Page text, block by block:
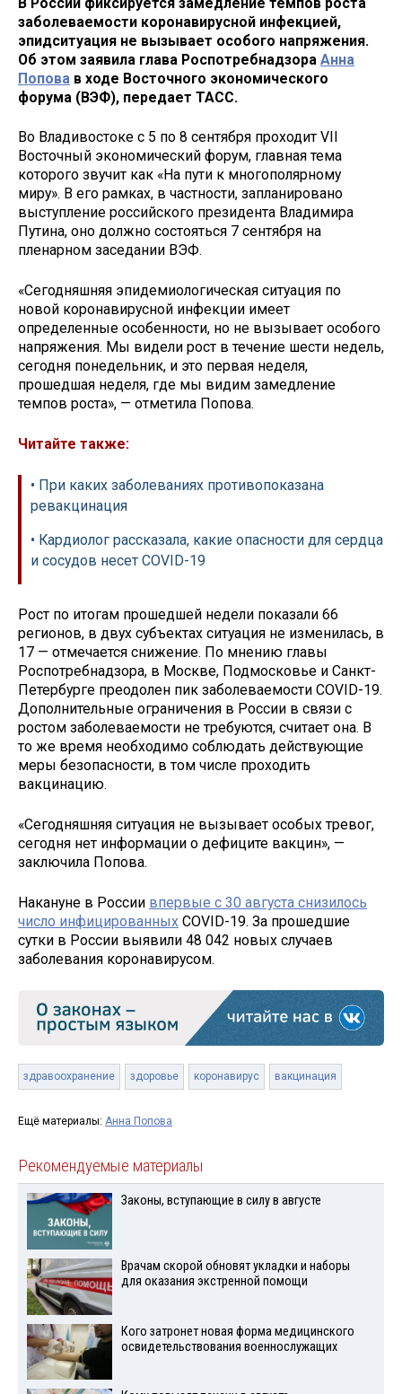
заболеваемости коронавирусной инфекцией,
эпидситуация не вызывает особого напряжения.
Об этом заявила глава Роспотребнадзора Анна
Попова в ходе Восточного экономического
форума (ВЭФ), передает ТАСС.
Во Владивостоке с 5 по 8 сентября проходит VII
Восточный экономический форум, главная тема
которого звучит как «На пути к многополярному
миру». В его рамках, в частности, запланировано
выступление российского президента Владимира
Путина, оно должно состояться 7 сентября на
пленарном заседании ВЭФ.
«Сегодняшняя эпидемиологическая ситуация по
новой коронавирусной инфекции имеет
определенные особенности, но не вызывает особого
напряжения. Мы видели рост в течение шести недель,
сегодня понедельник, и это первая неделя,
прошедшая неделя, где мы видим замедление
темпов роста», — отметила Попова.
Читайте также:
• При каких заболеваниях противопоказана
ревакцинация
• Кардиолог рассказала, какие опасности для сердца
и сосудов несет СOVID-19
Рост по итогам прошедшей недели показали 66
регионов, в двух субъектах ситуация не изменилась, в
17 — отмечается снижение. По мнению главы
Роспотребнадзора, в Москве, Подмосковье и Санкт-
Петербурге преодолен пик заболеваемости COVID-19.
Дополнительные ограничения в России в связи с
ростом заболеваемости не требуются, считает она. В
то же время необходимо соблюдать действующие
меры безопасности, в том числе проходить
вакцинацию.
«Сегодняшняя ситуация не вызывает особых тревог,
сегодня нет информации о дефиците вакцин», —
заключила Попова.
Накануне в России впервые с 30 августа снизилось
число инфицированных COVID-19. За прошедшие
сутки в России выявили 48 042 новых случаев
заболевания коронавирусом.
здравоохранение здоровье коронавирус вакцинация
Ещё материалы: Анна Попова
Рекомендуемые материалы
Законы, вступающие в силу в августе
Врачам скорой обновят укладки и наборы
для оказания экстренной помощи
Кого затронет новая форма медицинского
освидетельствования военнослужащих